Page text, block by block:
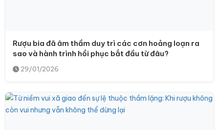
Rượu bia đã âm thầm duy trì các cơn hoảng loạn ra
sao và hành trình hồi phục bắt đầu từ đâu?
29/01/2026